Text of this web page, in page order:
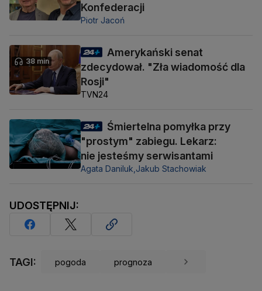
Konfederacji
Piotr Jacoń
38 min
Amerykański senat
zdecydował. "Zła wiadomość dla
Rosji"
TVN24
Śmiertelna pomyłka przy
"prostym" zabiegu. Lekarz:
nie jesteśmy serwisantami
Agata Daniluk,Jakub Stachowiak
UDOSTĘPNIJ:
TAGI: pogoda prognoza